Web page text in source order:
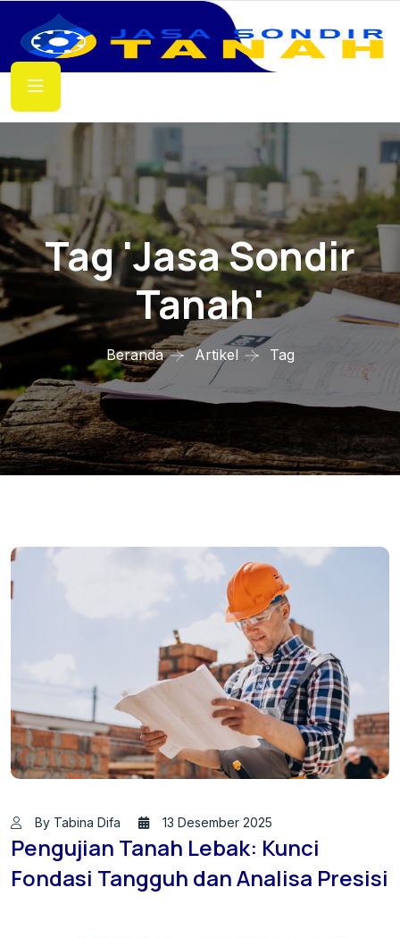
Tag 'jasa Sondir
Tanah'
Beranda Artikel Tag
By Tabina Difa 13 Desember 2025
Pengujian Tanah Lebak: Kunci
Fondasi Tangguh dan Analisa Presisi